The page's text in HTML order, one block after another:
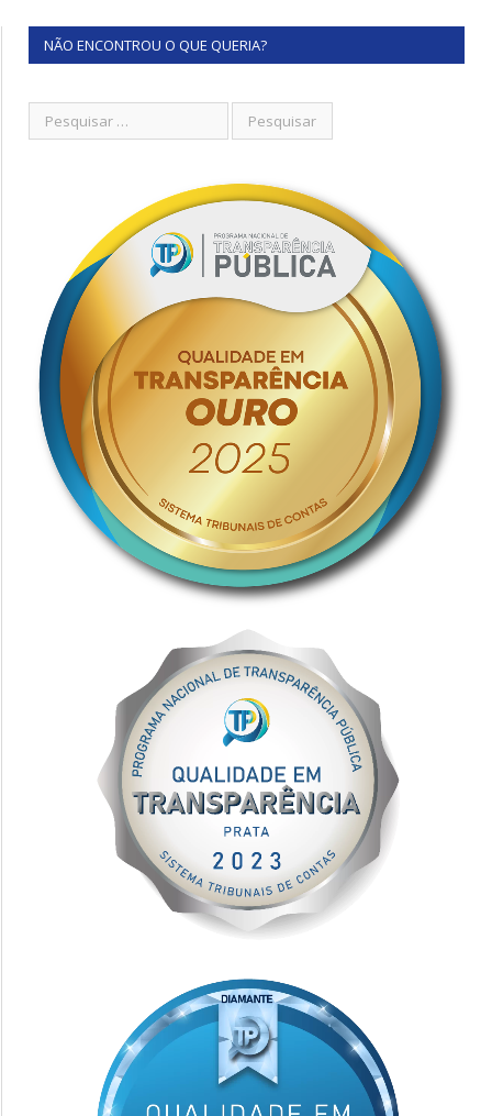
NÃO ENCONTROU O QUE QUERIA?